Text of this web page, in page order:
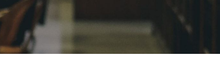
المراكز والوحدات
الأنظمة الذكية